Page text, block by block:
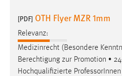
[PDF] OTH Flyer MZR 1mm
Relevanz:
Medizinrecht (Besondere
Berechtigung zur Promotion •
Hochqualifizierte